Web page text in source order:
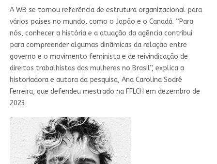
A WB se tornou referência de estrutura organizacional para
vários países no mundo, como o Japão e o Canadá. “Para
nós, conhecer a história e a atuação da agência contribui
para compreender algumas dinâmicas da relação entre
governo e o movimento feminista e de reivindicação de
direitos trabalhistas das mulheres no Brasil”, explica a
historiadora e autora da pesquisa, Ana Carolina Sodré
Ferreira, que defendeu mestrado na FFLCH em dezembro de
2023.